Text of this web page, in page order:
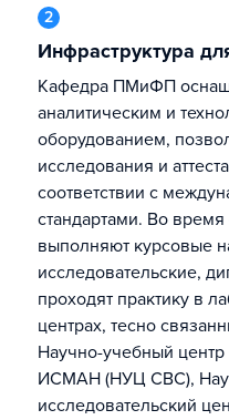
2
Инфраструктура
Кафедра ПМиФП оснащена современным
аналитическим и
оборудованием,
исследования и
соответствии с
стандартами. Во
выполняют курсовые
исследовательские,
проходят практику в
центрах, тесно
Научно-учебный
ИСМАН (НУЦ СВС),
исследовательский